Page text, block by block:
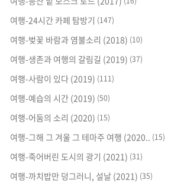
여행-24시간 카페 탐방기 (147)
여행-벚꽃 바람과 염불소리 (2018) (10)
여행-생존과 여행의 갈림길 (2019) (37)
여행-사람이 있다 (2019) (111)
여행-예습의 시간 (2019) (50)
여행-어둠의 소리 (2020) (15)
여행-그해 그 겨울 그 테마주 여행 (2020.. (15)
여행-죽어버린 도시의 광기 (2021) (31)
여행-까치밥만 덩그러니, 설날 (2021) (35)